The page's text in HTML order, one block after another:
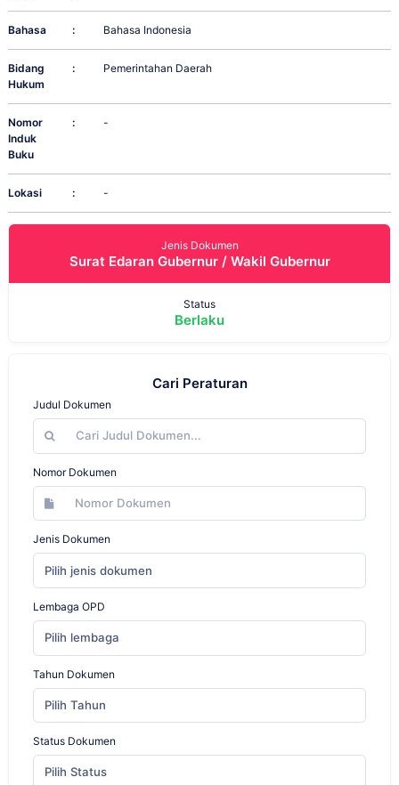
Bahasa : Bahasa Indonesia
Bidang
Hukum
: Pemerintahan Daerah
Nomor
Induk
Buku
: -
Lokasi : -
Jenis Dokumen
Surat Edaran Gubernur / Wakil Gubernur
Status
Berlaku
Cari Peraturan
Judul Dokumen
Nomor Dokumen
Jenis Dokumen
Pilih jenis dokumen
Lembaga OPD
Pilih lembaga
Tahun Dokumen
Pilih Tahun
Status Dokumen
Pilih Status